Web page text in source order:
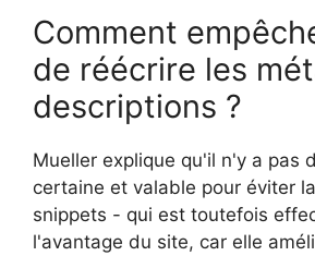
Comment
de réécrire les
descriptions ?
Mueller explique qu'il n'y a pas
certaine et valable pour éviter
snippets - qui est toutefois
l'avantage du site, car elle